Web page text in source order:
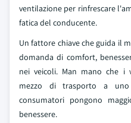
ventilazione per rinfrescare
fatica del conducente.
Un fattore chiave che guida il
domanda di comfort,
nei veicoli. Man mano che i
mezzo di trasporto a uno
consumatori pongono
benessere.